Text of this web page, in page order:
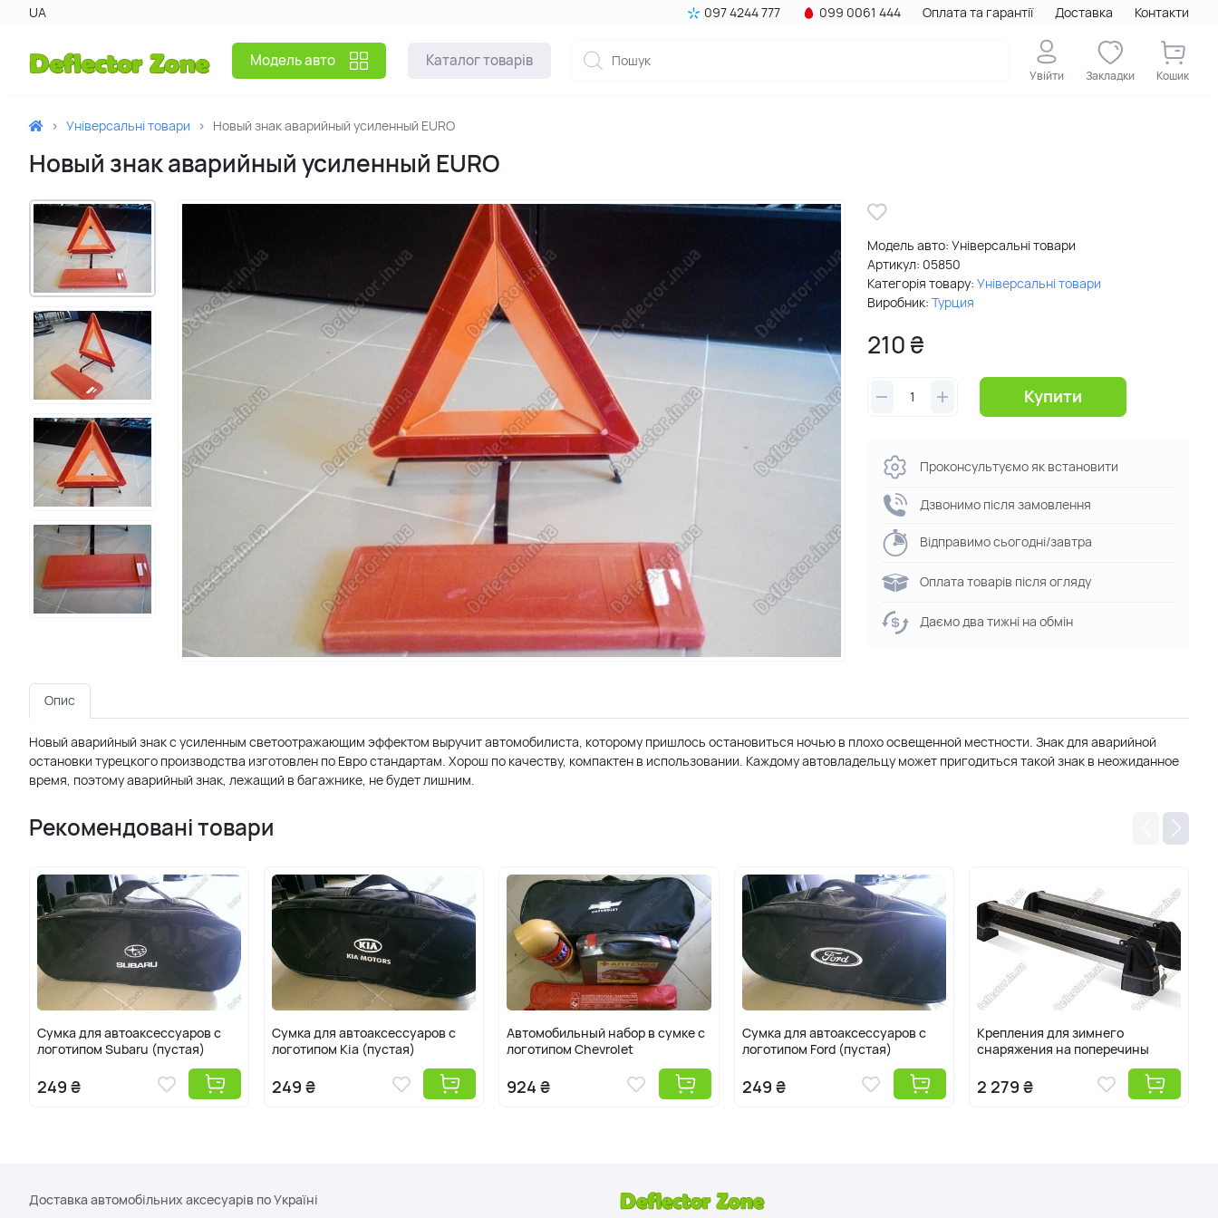
UA 097 4244 777 099 0061 444 Оплата та гарантії Доставка Контакти
Модель авто Каталог товарів
Увійти Закладки Кошик
Універсальні товари Новый знак аварийный усиленный EURO
Новый знак аварийный усиленный EURO
Модель авто: Універсальні товари
Артикул: 05850
Категорія товару: Універсальні товари
Виробник: Турция
210 ₴
Купити
Проконсультуємо як встановити
Дзвонимо після замовлення
Відправимо сьогодні/завтра
Оплата товарів після огляду
Даємо два тижні на обмін
Опис
Новый аварийный знак с усиленным светоотражающим эффектом выручит автомобилиста, которому пришлось остановиться ночью в плохо освещенной местности. Знак для аварийной
остановки турецкого производства изготовлен по Евро стандартам. Хорош по качеству, компактен в использовании. Каждому автовладельцу может пригодиться такой знак в неожиданное
время, поэтому аварийный знак, лежащий в багажнике, не будет лишним.
Рекомендовані товари
Сумка для автоаксессуаров с
логотипом Subaru (пустая)
249 ₴
Сумка для автоаксессуаров с
логотипом Kia (пустая)
249 ₴
Автомобильный набор в сумке с
логотипом Chevrolet
924 ₴
Сумка для автоаксессуаров с
логотипом Ford (пустая)
249 ₴
Крепления для зимнего
снаряжения на поперечины
2 279 ₴
Доставка автомобільних аксесуарів по Україні